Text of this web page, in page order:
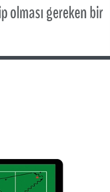
olması gereken bir